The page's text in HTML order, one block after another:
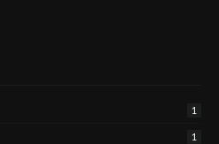
1
1